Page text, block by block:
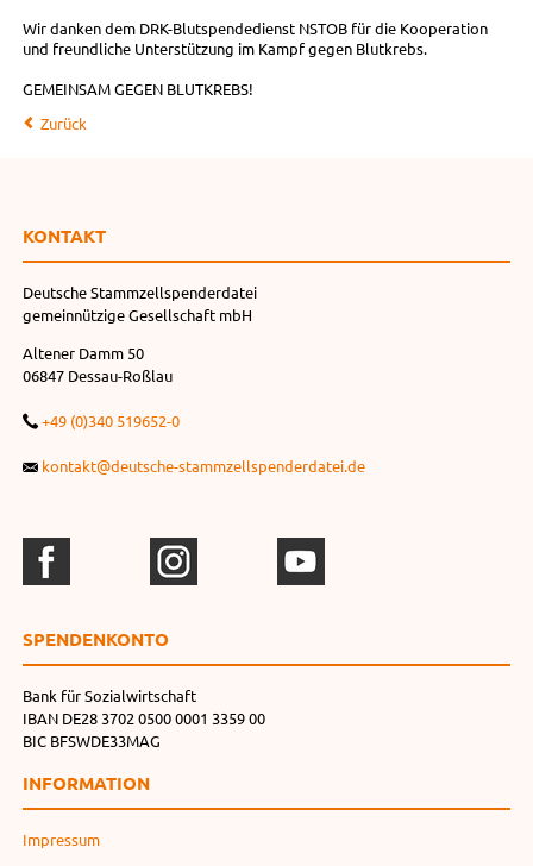
Wir danken dem DRK-Blutspendedienst NSTOB für die Kooperation
und freundliche Unterstützung im Kampf gegen Blutkrebs.
GEMEINSAM GEGEN BLUTKREBS!
Zurück
KONTAKT
Deutsche Stammzellspenderdatei
gemeinnützige Gesellschaft mbH
Altener Damm 50
06847 Dessau-Roßlau
+49 (0)340 519652-0
kontakt@deutsche-stammzellspenderdatei.de
SPENDEN­KONTO
Bank für Sozialwirtschaft
IBAN DE28 3702 0500 0001 3359 00
BIC BFSWDE33MAG
INFORMATION
Impressum